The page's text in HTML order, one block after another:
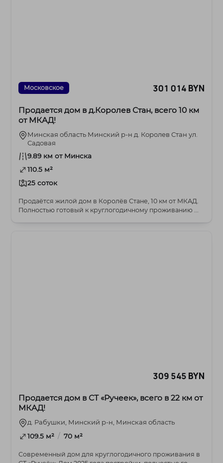
Московское 301 014 BYN
Продается дом в д.Королев Стан, всего 10 км
от МКАД!
Минская область Минский р-н д. Королев Стан ул.
Садовая
9.89 км от Минска
110.5 м²
25 соток
Продаётся жилой дом в Королёв Стане, 10 км от МКАД.
Полностью готовый к круглогодичному проживанию ...
309 545 BYN
Продается дом в СТ «Ручеек», всего в 22 км от
МКАД!
д. Рабушки, Минский р-н, Минская область
109.5 м² / 70 м²
Современный дом для круглогодичного проживания в